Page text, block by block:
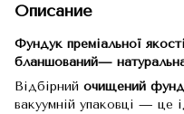
Описание
Фундук преміальної
бланшований—
Відбірний очищений
вакуумній упаковці — це